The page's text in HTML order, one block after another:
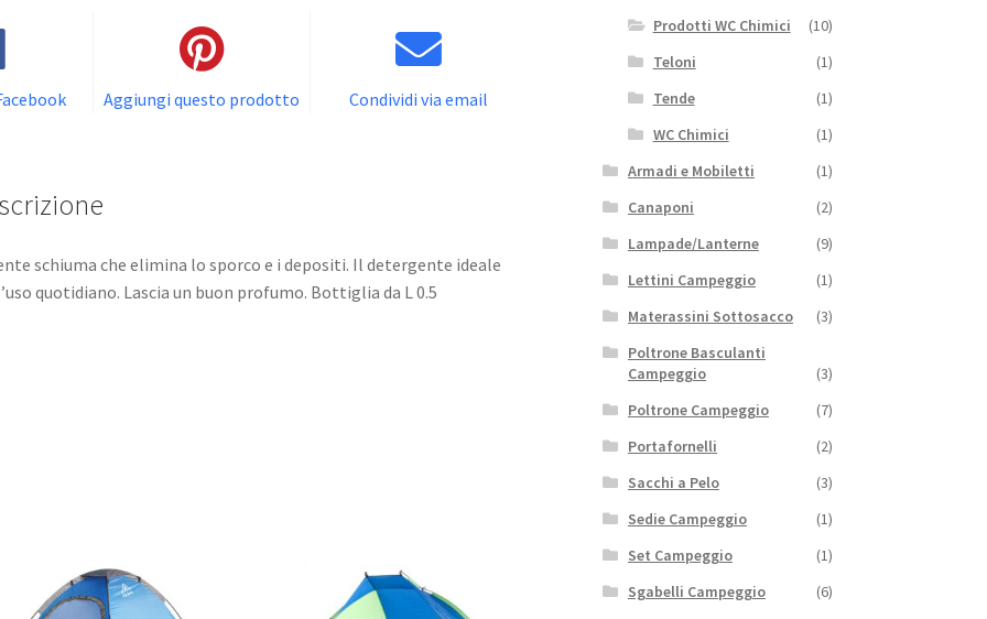
Aggiungi questo prodotto Condividi via email
schiuma che elimina lo sporco e i depositi. Il detergente ideale
quotidiano. Lascia un buon profumo. Bottiglia da L 0.5
Prodotti WC Chimici
(10)
Teloni
(1)
Tende
(1)
WC Chimici
(1)
Armadi e Mobiletti
(1)
Canaponi
(2)
Lampade/Lanterne
(9)
Lettini Campeggio
(1)
Materassini Sottosacco
(3)
Poltrone Basculanti
Campeggio
(3)
Poltrone Campeggio
(7)
Portafornelli
(2)
Sacchi a Pelo
(3)
Sedie Campeggio
(1)
Set Campeggio
(1)
Sgabelli Campeggio
(6)